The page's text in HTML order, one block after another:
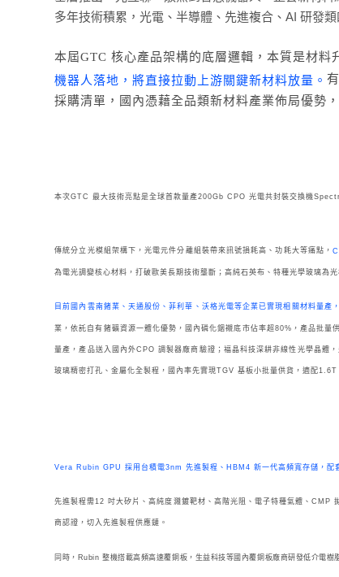
多年技術積累，光電、半導體、先進複合、AI 研發
本屆GTC 核心產品架構的底層邏輯，本質是材料
機器人落地，將直接拉動上游關鍵新材料放量。
採購清單，國內憑藉全品類新材料產業佈局優勢
本次GTC 最大技術亮點是全球首款量產200Gb CPO 光電共封裝交換機
傳統分立光模組架構下，光電元件分離組裝帶來訊號損耗高、功耗大等痛點，
為電光調變核心材料，打破歐美長期技術壟斷；高純石英布、特種光學玻璃為
目前國內雲南鍺業、天通股份、菲利華、沃格光電等企業已實現相關材料量
業，依託自有鍺礦資源一體化優勢，國內磷化銦襯底市佔率超80%，產品批
量產，產品送入國內外CPO 調製器廠商驗證；福晶科技深耕非線性光學晶體
玻璃精密打孔、金屬化全製程，國內率先實現TGV 基板小批量供貨，適配
Vera Rubin GPU 採用台積電3nm 先進製程、HBM4 新一代高頻寬存儲，配
先進製程需12 吋大矽片、高純度濺鍍靶材、高階光阻、電子特種氣體、CMP
商認證，切入先進製程供應鏈。
同時，Rubin 整機搭載高頻高速覆銅板，生益科技等國內覆銅板廠商研發低介電